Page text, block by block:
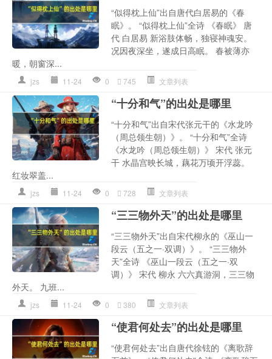
“似得枕上仙”出自唐代白居易的《春
眠》。 “似得枕上仙”全诗 《春眠》 唐
代 白居易 新浴肢体畅，独寝神魂安。
况因夜深坐，遂成日高眠。 春被薄亦
暖，朝窗深...
jzs 11-24 0 745 文章列表
“十分和气”的出处是哪里
“十分和气”出自宋代张元干的《水龙吟
（周总领生朝）》。 “十分和气”全诗
《水龙吟（周总领生朝）》 宋代 张元
干 水晶宫映长城，藕花万顷开浮蕊。
红妆翠盖...
jzs 11-24 0 728 文章列表
“三三物外天”的出处是哪里
“三三物外天”出自宋代柳永的《巫山一
段云（五之一·双调）》。 “三三物外
天”全诗 《巫山一段云（五之一·双
调）》 宋代 柳永 六六真游洞，三三物
外天。 九班...
jzs 11-24 0 380 文章列表
“使君何处去”的出处是哪里
“使君何处去”出自唐代徐铉的《离歌辞